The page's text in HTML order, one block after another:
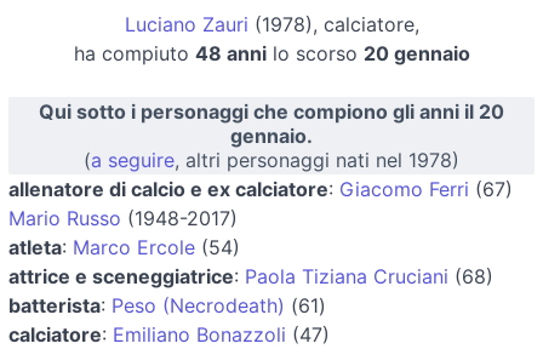
Luciano Zauri (1978), calciatore,
ha compiuto 48 annilo scorso 20 gennaio
Qui sotto i personaggi che compiono gli anni il 20
gennaio.
(a seguire, altri personaggi nati nel 1978)
allenatore di calcio e ex calciatore: Giacomo Ferri (67)
Mario Russo (1948-2017)
atleta: Marco Ercole (54)
attrice e sceneggiatrice: Paola Tiziana Cruciani (68)
batterista: Peso (Necrodeath) (61)
calciatore: Emiliano Bonazzoli (47)